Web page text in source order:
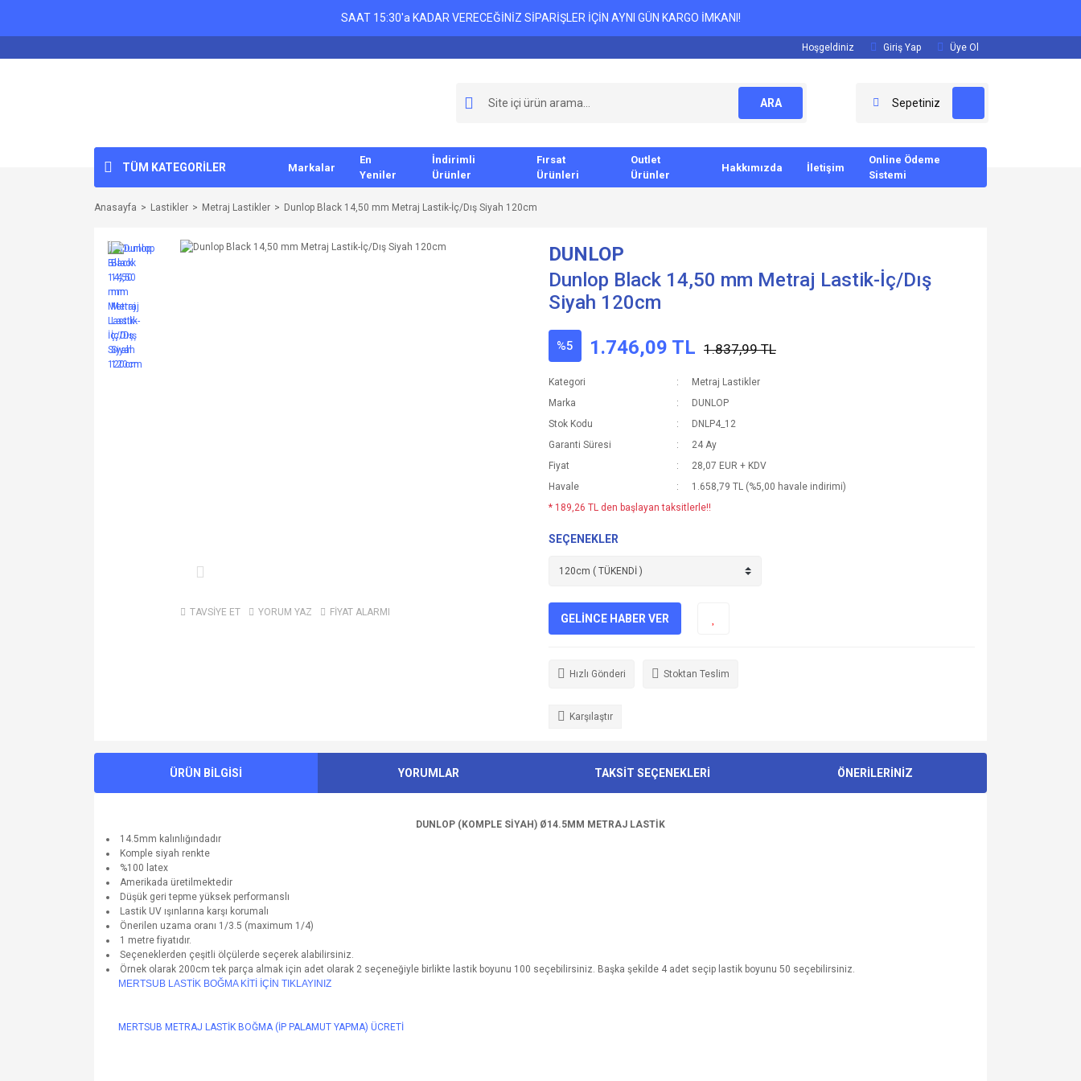
SAAT 15:30'a KADAR VERECEĞİNİZ SİPARİŞLER İÇİN AYNI GÜN KARGO İMKANI!
Hoşgeldiniz Giriş Yap Üye Ol
ARA Sepetiniz
TÜM KATEGORİLER Markalar
En
Yeniler
İndirimli
Ürünler
Fırsat
Ürünleri
Outlet
Ürünler
Hakkımızda İletişim
Online Ödeme
Sistemi
Anasayfa Lastikler Metraj Lastikler Dunlop Black 14,50 mm Metraj Lastik-İç/Dış Siyah 120cm
TAVSİYE ET YORUM YAZ FİYAT ALARMI
DUNLOP
Dunlop Black 14,50 mm Metraj Lastik-İç/Dış
Siyah 120cm
%5 1.746,09 TL 1.837,99 TL
Kategori
Metraj Lastikler
Marka
DUNLOP
Stok Kodu
DNLP4_12
Garanti Süresi
24 Ay
Fiyat
28,07 EUR + KDV
Havale
1.658,79 TL (%5,00 havale indirimi)
* 189,26 TL den başlayan taksitlerle!!
SEÇENEKLER
GELİNCE HABER VER
Hızlı Gönderi Stoktan Teslim
Karşılaştır
ÜRÜN BİLGİSİ YORUMLAR TAKSİT SEÇENEKLERİ ÖNERİLERİNİZ
DUNLOP (KOMPLE SİYAH) Ø14.5MM METRAJ LASTİK
14.5mm kalınlığındadır
Komple siyah renkte
%100 latex
Amerikada üretilmektedir
Düşük geri tepme yüksek performanslı
Lastik UV ışınlarına karşı korumalı
Önerilen uzama oranı 1/3.5 (maximum 1/4)
1 metre fiyatıdır.
Seçeneklerden çeşitli ölçülerde seçerek alabilirsiniz.
Örnek olarak 200cm tek parça almak için adet olarak 2 seçeneğiyle birlikte lastik boyunu 100 seçebilirsiniz. Başka şekilde 4 adet seçip lastik boyunu 50 seçebilirsiniz.
MERTSUB LASTİK BOĞMA KİTİ İÇİN TIKLAYINIZ
MERTSUB METRAJ LASTİK BOĞMA (İP PALAMUT YAPMA) ÜCRETİ